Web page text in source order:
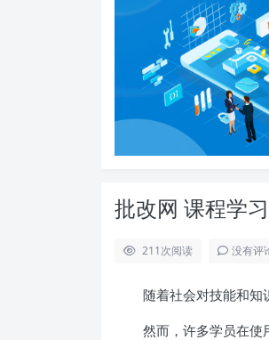
批改网 课程学
211次阅读 没有评
随着社会对技能和知
然而，许多学员在使